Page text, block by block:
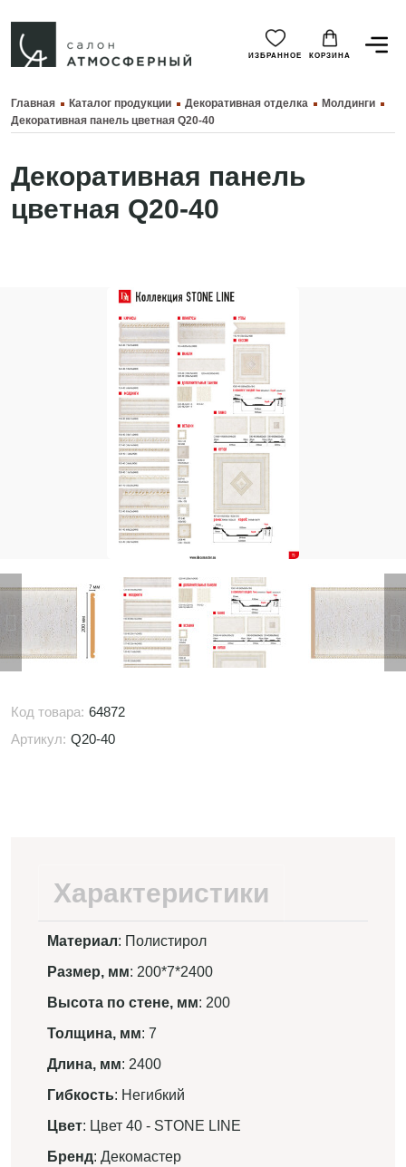
ИЗБРАННОЕ КОРЗИНА
Главная Каталог продукции Декоративная отделка
Молдинги
Декоративная панель цветная Q20-40
Декоративная панель
цветная Q20-40
Код товара: 64872
Артикул: Q20-40
Характеристики
Материал: Полистирол
Размер, мм: 200*7*2400
Высота по стене, мм: 200
Толщина, мм: 7
Длина, мм: 2400
Гибкость: Негибкий
Цвет: Цвет 40 - STONE LINE
Бренд: Декомастер